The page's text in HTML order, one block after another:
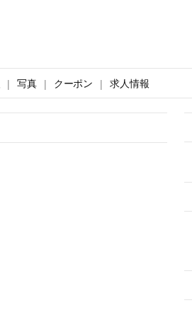
写真 クーポン 求人情報